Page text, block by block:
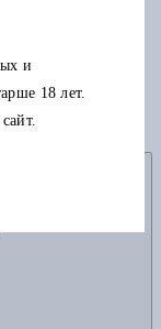
в среде тюрок-
и
18 лет.